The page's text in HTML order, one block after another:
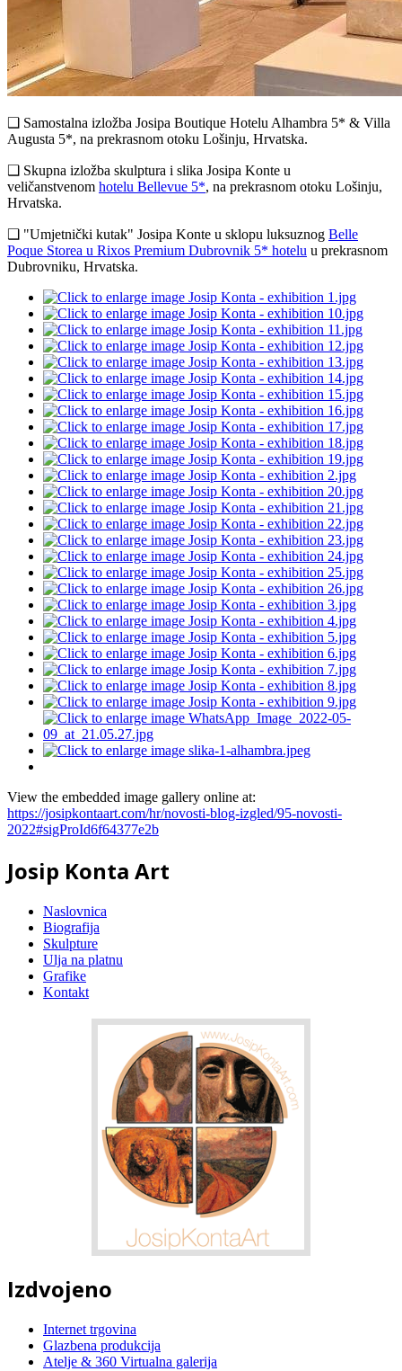
❑ Samostalna izložba Josipa Boutique Hotelu Alhambra 5* & Villa
Augusta 5*, na prekrasnom otoku Lošinju, Hrvatska.
❑ Skupna izložba skulptura i slika Josipa Konte u
veličanstvenom hotelu Bellevue 5*, na prekrasnom otoku Lošinju,
Hrvatska.
❑ "Umjetnički kutak" Josipa Konte u sklopu luksuznog Belle
Poque Storea u Rixos Premium Dubrovnik 5* hotelu u prekrasnom
Dubrovniku, Hrvatska.
View the embedded image gallery online at:
https://josipkontaart.com/hr/novosti-blog-izgled/95-novosti-
2022#sigProId6f64377e2b
Josip Konta Art
Naslovnica
Biografija
Skulpture
Ulja na platnu
Grafike
Kontakt
Izdvojeno
Internet trgovina
Glazbena produkcija
Atelje & 360 Virtualna galerija